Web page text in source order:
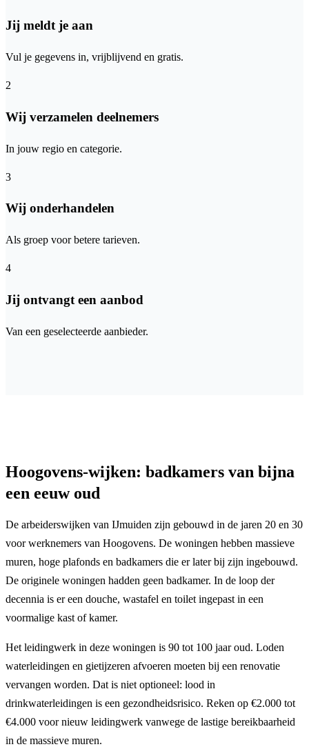
Jij meldt je aan
Vul je gegevens in, vrijblijvend en gratis.
2
Wij verzamelen deelnemers
In jouw regio en categorie.
3
Wij onderhandelen
Als groep voor betere tarieven.
4
Jij ontvangt een aanbod
Van een geselecteerde aanbieder.
Hoogovens-wijken: badkamers van bijna
een eeuw oud
De arbeiderswijken van IJmuiden zijn gebouwd in de jaren 20 en 30
voor werknemers van Hoogovens. De woningen hebben massieve
muren, hoge plafonds en badkamers die er later bij zijn ingebouwd.
De originele woningen hadden geen badkamer. In de loop der
decennia is er een douche, wastafel en toilet ingepast in een
voormalige kast of kamer.
Het leidingwerk in deze woningen is 90 tot 100 jaar oud. Loden
waterleidingen en gietijzeren afvoeren moeten bij een renovatie
vervangen worden. Dat is niet optioneel: lood in
drinkwaterleidingen is een gezondheidsrisico. Reken op €2.000 tot
€4.000 voor nieuw leidingwerk vanwege de lastige bereikbaarheid
in de massieve muren.